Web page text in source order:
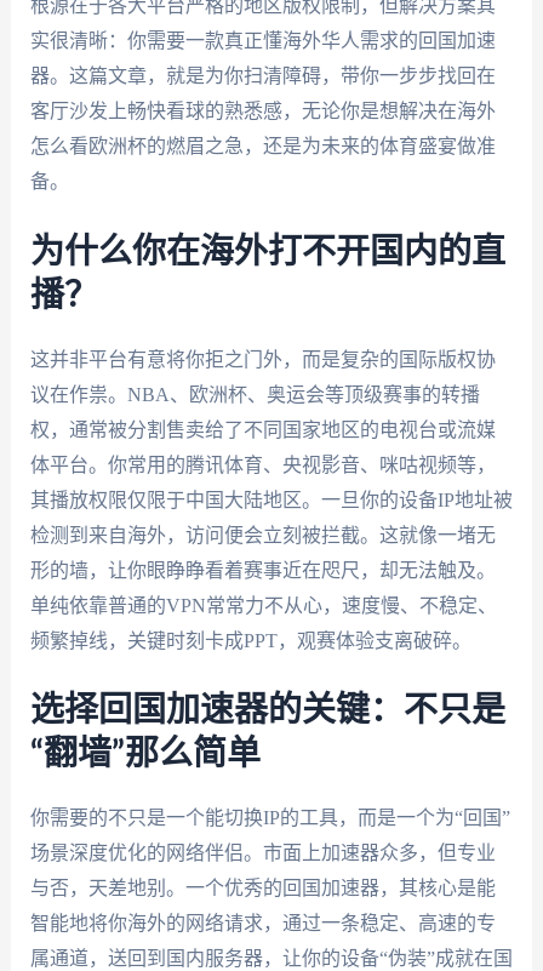
根源在于各大平台严格的地区版权限制，但解决方案其
实很清晰：你需要一款真正懂海外华人需求的回国加速
器。这篇文章，就是为你扫清障碍，带你一步步找回在
客厅沙发上畅快看球的熟悉感，无论你是想解决在海外
怎么看欧洲杯的燃眉之急，还是为未来的体育盛宴做准
备。
为什么你在海外打不开国内的直
播？
这并非平台有意将你拒之门外，而是复杂的国际版权协
议在作祟。NBA、欧洲杯、奥运会等顶级赛事的转播
权，通常被分割售卖给了不同国家地区的电视台或流媒
体平台。你常用的腾讯体育、央视影音、咪咕视频等，
其播放权限仅限于中国大陆地区。一旦你的设备IP地址被
检测到来自海外，访问便会立刻被拦截。这就像一堵无
形的墙，让你眼睁睁看着赛事近在咫尺，却无法触及。
单纯依靠普通的VPN常常力不从心，速度慢、不稳定、
频繁掉线，关键时刻卡成PPT，观赛体验支离破碎。
选择回国加速器的关键：不只是
“翻墙”那么简单
你需要的不只是一个能切换IP的工具，而是一个为“回国”
场景深度优化的网络伴侣。市面上加速器众多，但专业
与否，天差地别。一个优秀的回国加速器，其核心是能
智能地将你海外的网络请求，通过一条稳定、高速的专
属通道，送回到国内服务器，让你的设备“伪装”成就在国